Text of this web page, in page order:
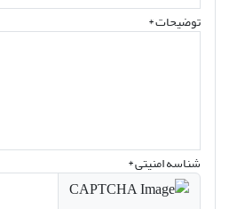
توضیحات *
شناسه امنیتی *